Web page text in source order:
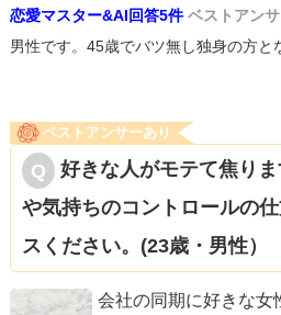
恋愛マスター&AI回答5件 ベストアン
男性です。45歳でバツ無し独身の方と
ベストアンサーあり
好きな人がモテて焦り
や気持ちのコントロールの
スください。(23歳・男性）
会社の同期に好きな女